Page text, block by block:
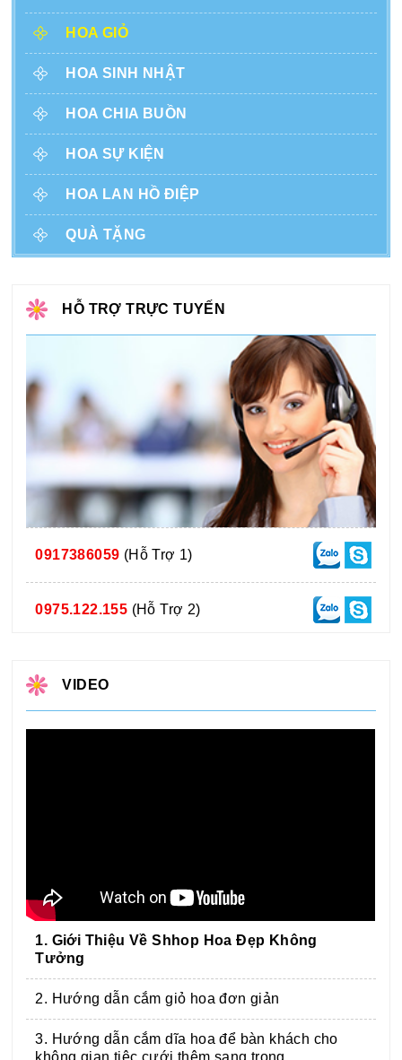
HOA GIỎ
HOA SINH NHẬT
HOA CHIA BUỒN
HOA SỰ KIỆN
HOA LAN HỒ ĐIỆP
QUÀ TẶNG
HỖ TRỢ TRỰC TUYẾN
0917386059 (Hỗ Trợ 1)
0975.122.155 (Hỗ Trợ 2)
VIDEO
1. Giới Thiệu Về Shhop Hoa Đẹp Không
Tưởng
2. Hướng dẫn cắm giỏ hoa đơn giản
3. Hướng dẫn cắm dĩa hoa để bàn khách cho